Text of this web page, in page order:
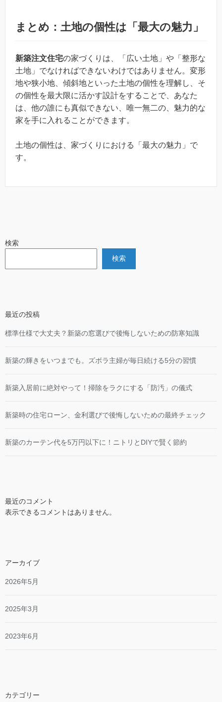
まとめ：土地の個性は「最大の魅力」
新築注文住宅の家づくりは、「広い土地」や「整形な
土地」でなければできないわけではありません。変形
地や狭小地、傾斜地といった土地の個性を理解し、そ
の個性を最大限に活かす設計をすることで、あなた
は、他の誰にも真似できない、唯一無二の、魅力的な
家を手に入れることができます。
土地の個性は、家づくりにおける「最大の魅力」で
す。
検索
検索
最近の投稿
標準仕様で大丈夫？新築の窓選びで後悔しないための防寒知識
新築の輝きをいつまでも。ズボラ主婦が毎日続ける5分の習慣
新築入居前に絶対やって！掃除をラクにする「防汚」の儀式
新築時の住宅ローン、金利選びで後悔しないための最終チェック
新築のカーテン代を5万円以下に！ニトリとDIYで賢く節約
最近のコメント
表示できるコメントはありません。
アーカイブ
2026年5月
2025年3月
2023年6月
カテゴリー